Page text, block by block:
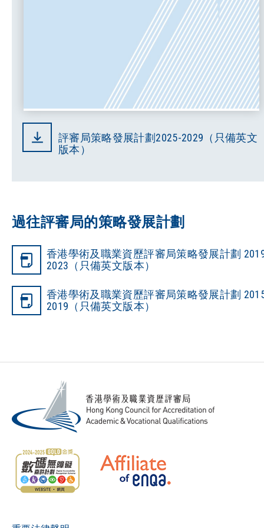
評審局策略發展計劃2025-2029（只備英文
版本）
過往評審局的策略發展計劃
香港學術及職業資歷評審局策略發展計劃
2023（只備英文版本）
香港學術及職業資歷評審局策略發展計劃
2019（只備英文版本）